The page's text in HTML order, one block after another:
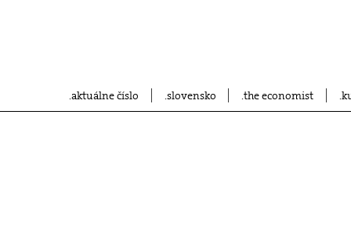
aktuálne číslo slovensko the economist